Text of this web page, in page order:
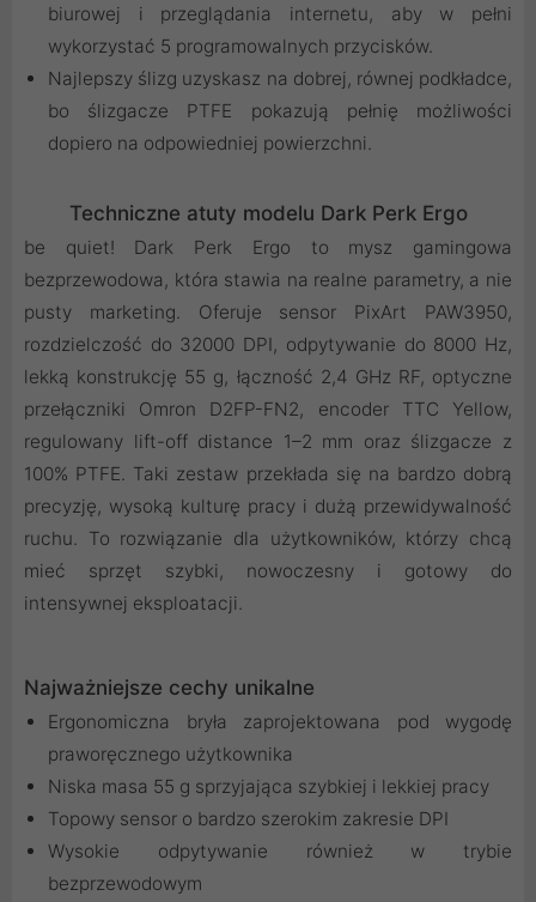
biurowej i przeglądania internetu, aby w pełni
wykorzystać 5 programowalnych przycisków.
Najlepszy ślizg uzyskasz na dobrej, równej podkładce,
bo ślizgacze PTFE pokazują pełnię możliwości
dopiero na odpowiedniej powierzchni.
Techniczne atuty modelu Dark Perk Ergo
be quiet! Dark Perk Ergo to mysz gamingowa
bezprzewodowa, która stawia na realne parametry, a nie
pusty marketing. Oferuje sensor PixArt PAW3950,
rozdzielczość do 32000 DPI, odpytywanie do 8000 Hz,
lekką konstrukcję 55 g, łączność 2,4 GHz RF, optyczne
przełączniki Omron D2FP-FN2, encoder TTC Yellow,
regulowany lift-off distance 1–2 mm oraz ślizgacze z
100% PTFE. Taki zestaw przekłada się na bardzo dobrą
precyzję, wysoką kulturę pracy i dużą przewidywalność
ruchu. To rozwiązanie dla użytkowników, którzy chcą
mieć sprzęt szybki, nowoczesny i gotowy do
intensywnej eksploatacji.
Najważniejsze cechy unikalne
Ergonomiczna bryła zaprojektowana pod wygodę
praworęcznego użytkownika
Niska masa 55 g sprzyjająca szybkiej i lekkiej pracy
Topowy sensor o bardzo szerokim zakresie DPI
Wysokie odpytywanie również w trybie
bezprzewodowym